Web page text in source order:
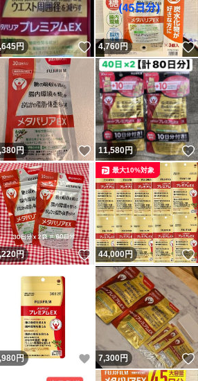
ね！
円 いいね！
4,760円
いね！
円 いいね！
11,580円
ね！
円 いいね！
44,000円
最大10%対象
いね！
円 いいね！
7,300円